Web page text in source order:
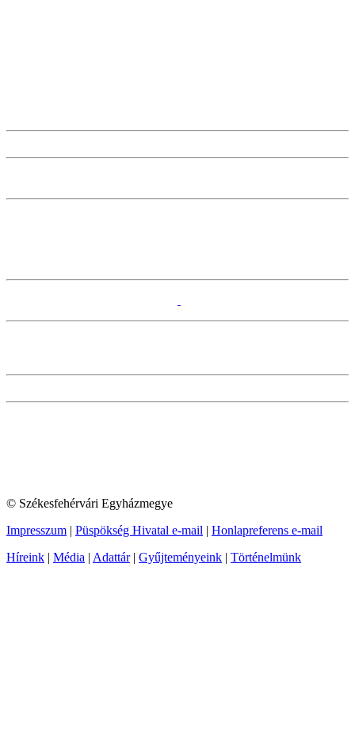
© Székesfehérvári Egyházmegye
Impresszum | Püspökség Hivatal e-mail | Honlapreferens e-mail
Híreink | Média | Adattár| Gyűjteményeink | Történelmünk